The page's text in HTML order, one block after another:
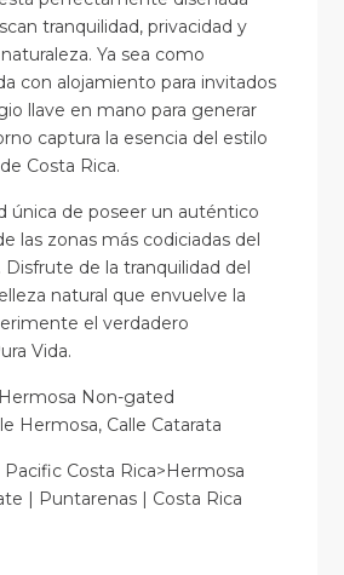
tranquilidad, privacidad y
Ya sea como
con alojamiento para invitados
llave en mano para generar
captura la esencia del estilo
Costa Rica.
única de poseer un auténtico
las zonas más codiciadas del
Disfrute de la tranquilidad del
natural que envuelve la
el verdadero
Vida.
Non-gated
Hermosa, Calle Catarata
Pacific Costa Rica>Hermosa
| Puntarenas | Costa Rica